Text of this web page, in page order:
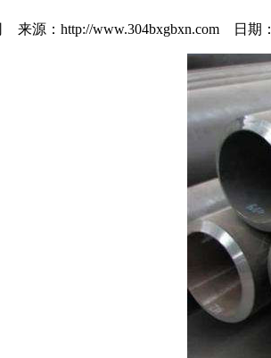
来源：http://www.304bxgbxn.com 日期